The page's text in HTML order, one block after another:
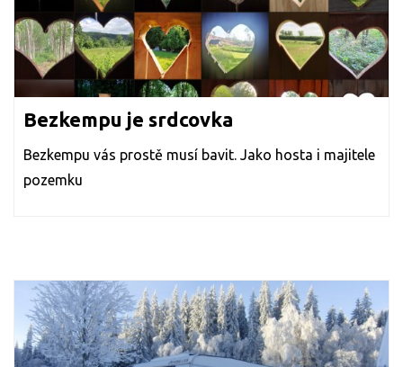
Bezkempu je srdcovka
Bezkempu vás prostě musí bavit. Jako hosta i majitele
pozemku